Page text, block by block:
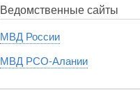
Ведомственные сайты
МВД России
МВД РСО-Алании